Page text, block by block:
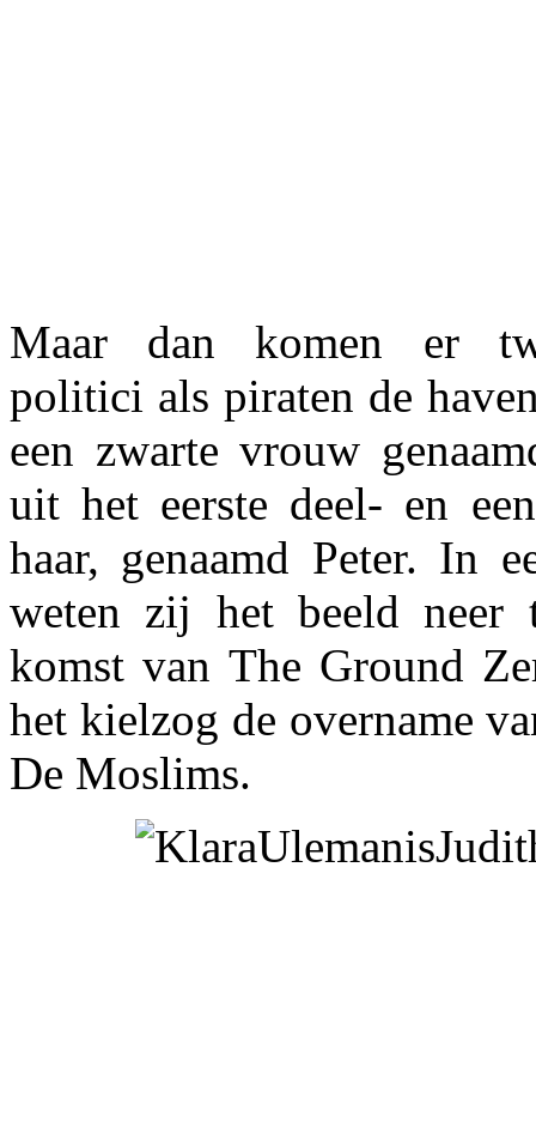
Maar dan komen er
politici als piraten de
een zwarte vrouw
uit het eerste deel- en
haar, genaamd Peter. In
weten zij het beeld neer
komst van The Ground
het kielzog de overname
De Moslims.